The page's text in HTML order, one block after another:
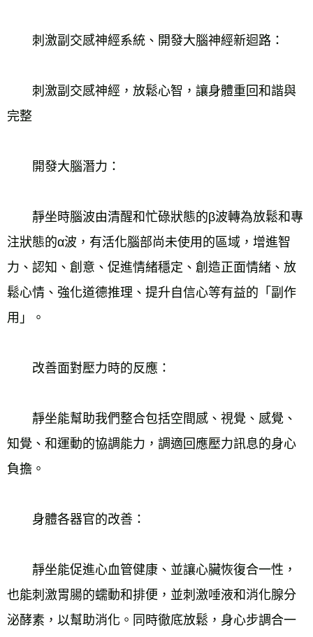
刺激副交感神經系統、開發大腦神經新迴路：
刺激副交感神經，放鬆心智，讓身體重回和諧與
完整
開發大腦潛力：
靜坐時腦波由清醒和忙碌狀態的β波轉為放鬆和專
注狀態的α波，有活化腦部尚未使用的區域，增進智
力、認知、創意、促進情緒穩定、創造正面情緒、放
鬆心情、強化道德推理、提升自信心等有益的「副作
用」。
改善面對壓力時的反應：
靜坐能幫助我們整合包括空間感、視覺、感覺、
知覺、和運動的協調能力，調適回應壓力訊息的身心
負擔。
身體各器官的改善：
靜坐能促進心血管健康、並讓心臟恢復合一性，
也能刺激胃腸的蠕動和排便，並刺激唾液和消化腺分
泌酵素，以幫助消化。同時徹底放鬆，身心步調合一